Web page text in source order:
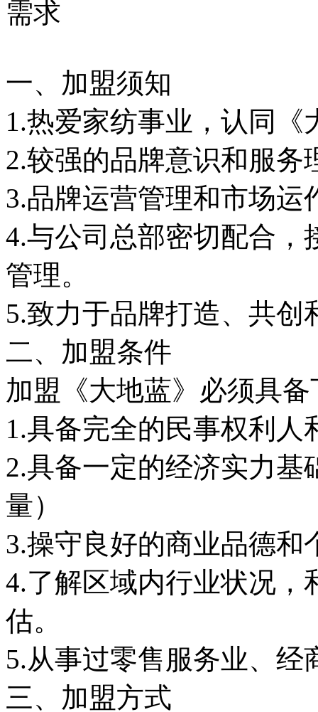
需求
一、加盟须知
1.热爱家纺事业，认同《
2.较强的品牌意识和服务
3.品牌运营管理和市场运
4.与公司总部密切配合，
管理。
5.致力于品牌打造、共创
二、加盟条件
加盟《大地蓝》必须具
1.具备完全的民事权利人
2.具备一定的经济实力
量）
3.操守良好的商业品德和
4.了解区域内行业状况，
估。
5.从事过零售服务业、经
三、加盟方式